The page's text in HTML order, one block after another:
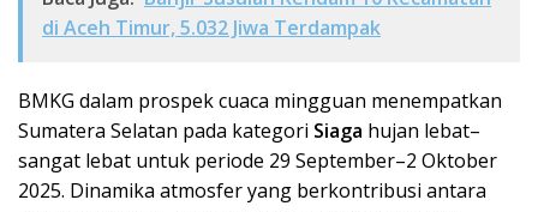
di Aceh Timur, 5.032 Jiwa Terdampak
BMKG dalam prospek cuaca mingguan menempatkan
Sumatera Selatan pada kategori Siaga hujan lebat–
sangat lebat untuk periode 29 September–2 Oktober
2025. Dinamika atmosfer yang berkontribusi antara